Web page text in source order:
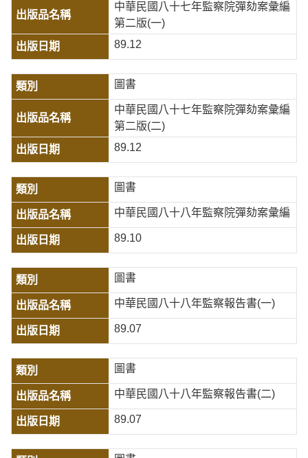
中華民國八十七年監察院彈劾案彙編
第二版(一)
89.12
圖書
中華民國八十七年監察院彈劾案彙編
第二版(二)
89.12
圖書
中華民國八十八年監察院彈劾案彙編
89.10
圖書
中華民國八十八年監察報告書(一)
89.07
圖書
中華民國八十八年監察報告書(二)
89.07